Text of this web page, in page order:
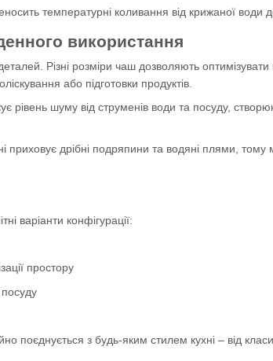
температурні коливання від крижаної води
використання
Різні розміри чаш дозволяють
або підготовки продуктів.
рівень шуму від струменів води та посуду,
приховує дрібні подряпини та водяні плями,
варіанти конфігурації:
простору
поєднується з будь-яким стилем кухні – від